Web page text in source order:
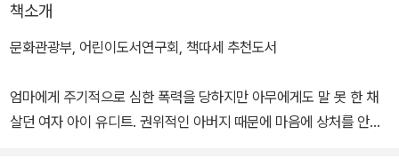
책소개
문화관광부, 어린이도서연구회, 책따세 추천도서
엄마에게 주기적으로 심한 폭력을 당하지만 아무에게도 말 못 한 채
살던 여자 아이 유디트. 권위적인 아버지 때문에 마음에 상처를 안고